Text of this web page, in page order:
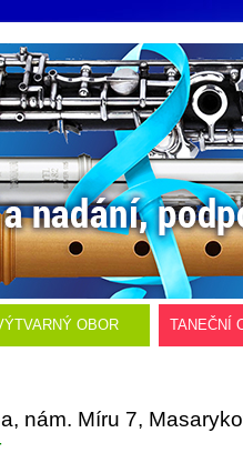
OBOR TANEČNÍ
nám. Míru 7,